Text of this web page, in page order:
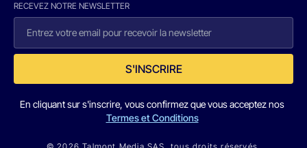
RECEVEZ NOTRE NEWSLETTER
S'INSCRIRE
En cliquant sur s'inscrire, vous confirmez que vous acceptez nos
Termes et Conditions